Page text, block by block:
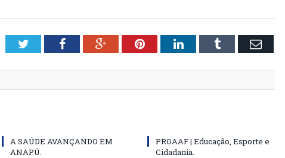
TwitterFacebookGoogle+PinterestLinkedInTumblr Email
A SAÚDE AVANÇANDO EM
ANAPÚ.
PROAAF | Educação, Esporte e
Cidadania.